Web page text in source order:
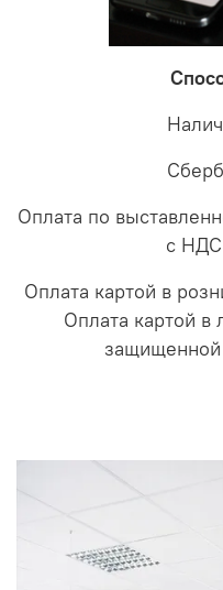
Оплата по
с
Оплата картой в
Оплата картой в